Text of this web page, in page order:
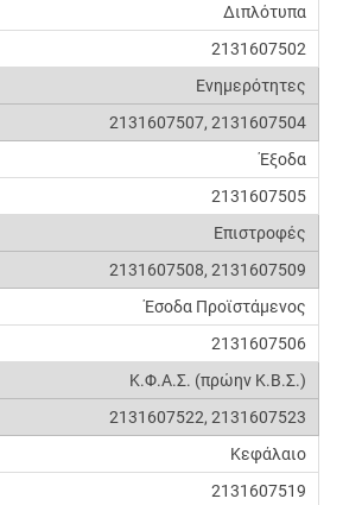
Διπλότυπα
2131607502
Ενημερότητες
2131607507, 2131607504
Έξοδα
2131607505
Επιστροφές
2131607508, 2131607509
Έσοδα Προϊστάμενος
2131607506
Κ.Φ.Α.Σ. (πρώην Κ.Β.Σ.)
2131607522, 2131607523
Κεφάλαιο
2131607519